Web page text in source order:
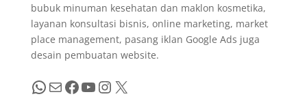
bubuk minuman kesehatan dan maklon kosmetika,
layanan konsultasi bisnis, online marketing, market
place management, pasang iklan Google Ads juga
desain pembuatan website.
WhatsApp Mail Facebook YouTube InstagramX